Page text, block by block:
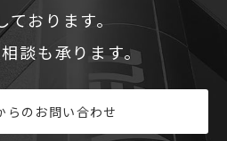
ております。
談も承ります。
らのお問い合わせ